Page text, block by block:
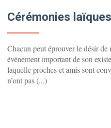
Cérémonies laïques
Chacun peut éprouver le désir de
événement important de son
laquelle proches et amis sont
n’ont pas (...)